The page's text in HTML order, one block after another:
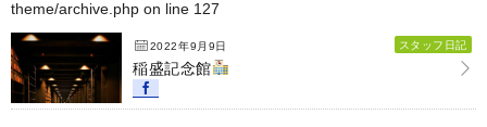
theme/archive.php on line 127
2022年9月9日 スタッフ日記
稲盛記念館